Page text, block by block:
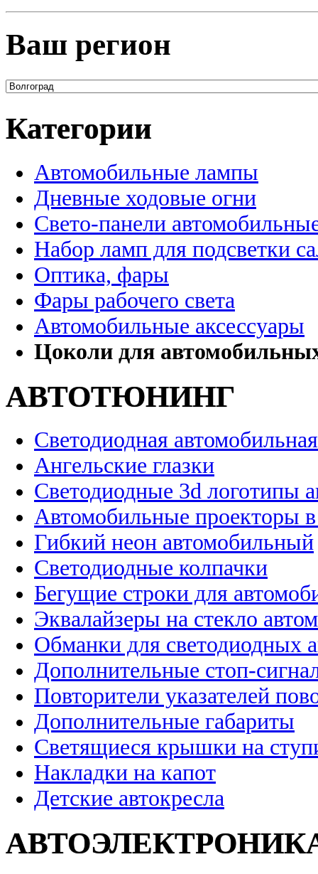
Ваш регион
Категории
Автомобильные лампы
Дневные ходовые огни
Свето-панели
Набор ламп для подсветки
Оптика, фары
Фары рабочего света
Автомобильные аксессуары
Цоколи для
АВТОТЮНИНГ
Светодиодная
Ангельские глазки
Светодиодные 3d логотипы
Автомобильные проекторы
Гибкий неон автомобильный
Светодиодные колпачки
Бегущие строки для
Эквалайзеры на стекло
Обманки для светодиодных
Дополнительные стоп-
Повторители указателей
Дополнительные габариты
Светящиеся крышки на
Накладки на капот
Детские автокресла